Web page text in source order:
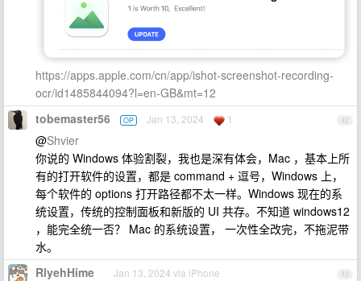
https://apps.apple.com/cn/app/ishot-screenshot-recording-
ocr/id1485844094?l=en-GB&mt=12
42
tobemaster56 OP Jan 13, 2024 1
@Shvier
你说的 Windows 体验割裂，我也是深有体会，Mac ，基本上所
有的打开软件的设置，都是 command + 逗号，Windows 上，
每个软件的 options 打开路径都不太一样。Windows 现在的系
统设置，传统的控制面板和新版的 UI 共存。不知道 windows12
，能完全统一否？ Mac 的系统设置， 一次性全改完，不拖泥带
水。
43
RlyehHime Jan 13, 2024 via iPhone